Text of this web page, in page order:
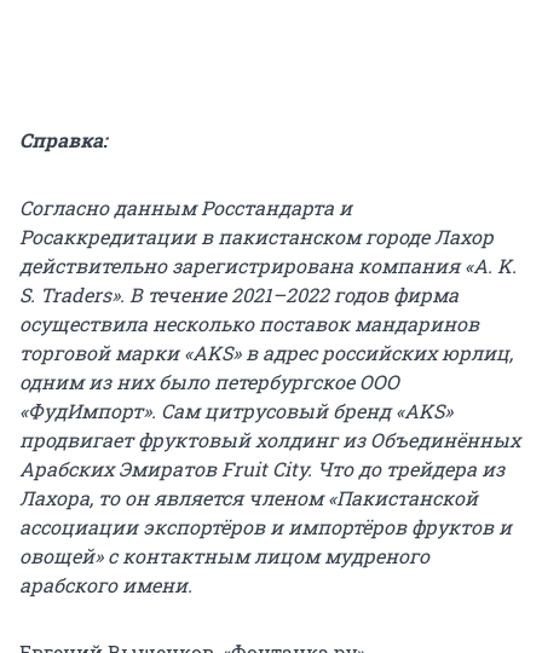
Справка:
Согласно данным Росстандарта и
Росаккредитации в пакистанском городе Лахор
действительно зарегистрирована компания «A. K.
S. Traders». В течение 2021–2022 годов фирма
осуществила несколько поставок мандаринов
торговой марки «AKS» в адрес российских юрлиц,
одним из них было петербургское ООО
«ФудИмпорт». Сам цитрусовый бренд «AKS»
продвигает фруктовый холдинг из Объединённых
Арабских Эмиратов Fruit City. Что до трейдера из
Лахора, то он является членом «Пакистанской
ассоциации экспортёров и импортёров фруктов и
овощей» с контактным лицом мудреного
арабского имени.